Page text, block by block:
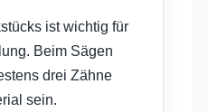
ist wichtig für
Beim Sägen
drei Zähne
sein.